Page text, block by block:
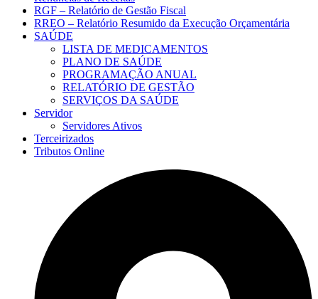
RGF – Relatório de Gestão Fiscal
RREO – Relatório Resumido da Execução Orçamentária
SAÚDE
LISTA DE MEDICAMENTOS
PLANO DE SAÚDE
PROGRAMAÇÃO ANUAL
RELATÓRIO DE GESTÃO
SERVIÇOS DA SAÚDE
Servidor
Servidores Ativos
Terceirizados
Tributos Online